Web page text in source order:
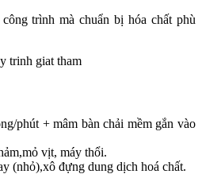
trình mà chuẩn bị hóa chất phù
phút + mâm bàn chải mềm gắn vào
vịt, máy thổi.
(nhỏ),xô đựng dung dịch hoá chất.